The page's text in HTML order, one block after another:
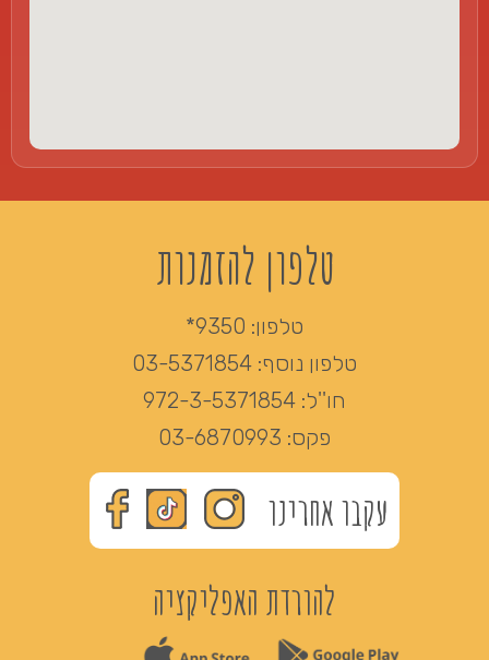
טלפון להזמנות
טלפון: 9350*
טלפון נוסף: 03-5371854
חו''ל: 972-3-5371854
פקס: 03-6870993
עקבו אחרינו
להורדת האפליקציה